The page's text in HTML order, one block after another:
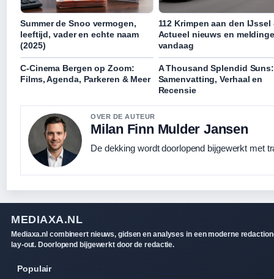
Summer de Snoo vermogen,
leeftijd, vader en echte naam
(2025)
112 Krimpen aan den IJssel
Actueel nieuws en
vandaag
C-Cinema Bergen op Zoom:
Films, Agenda, Parkeren & Meer
A Thousand Splendid Suns:
Samenvatting, Verhaal en
Recensie
OVER DE AUTEUR
Milan Finn Mulder Jansen
De dekking wordt doorlopend bijgewerkt met
MEDIAXA.NL
Mediaxa.nl combineert nieuws, gidsen en analyses in een moderne
lay-out. Doorlopend bijgewerkt door de redactie.
Populair